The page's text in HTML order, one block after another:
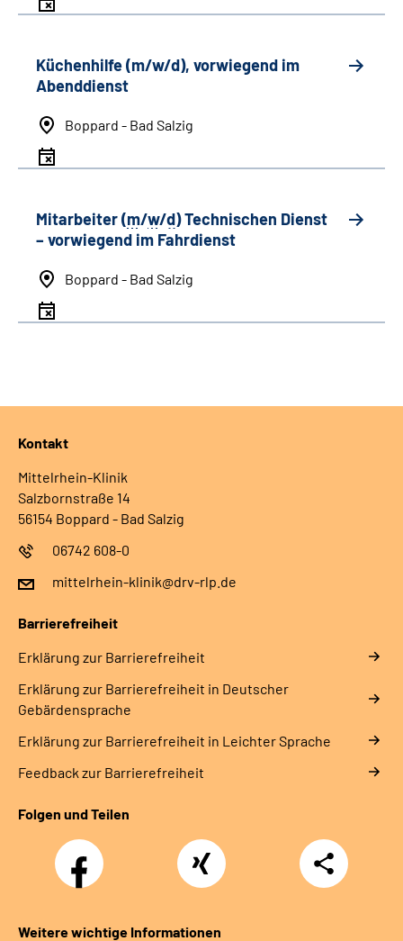
Küchenhilfe (m/w/d), vorwiegend im
Abenddienst
Boppard - Bad Salzig
Mitarbeiter (m/w/d) Technischen Dienst
– vorwiegend im Fahrdienst
Boppard - Bad Salzig
Kontakt
Mittelrhein-Klinik
Salzbornstraße 14
56154 Boppard - Bad Salzig
06742 608-0
mittelrhein-klinik@drv-rlp.de
Barrierefreiheit
Erklärung zur Barrierefreiheit
Erklärung zur Barrierefreiheit in Deutscher
Gebärdensprache
Erklärung zur Barrierefreiheit in Leichter Sprache
Feedback zur Barrierefreiheit
Folgen und Teilen
Facebook Xing
Teilen
Weitere wichtige Informationen